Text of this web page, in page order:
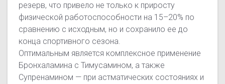
резерв, что привело не только к приросту
физической работоспособности на 15–20% по
сравнению с исходным, но и сохранило ее до
конца спортивного сезона.
Оптимальным является комплексное применение
Бронхаламина с Тимусамином, а также
Супренамином — при астматических состояниях и